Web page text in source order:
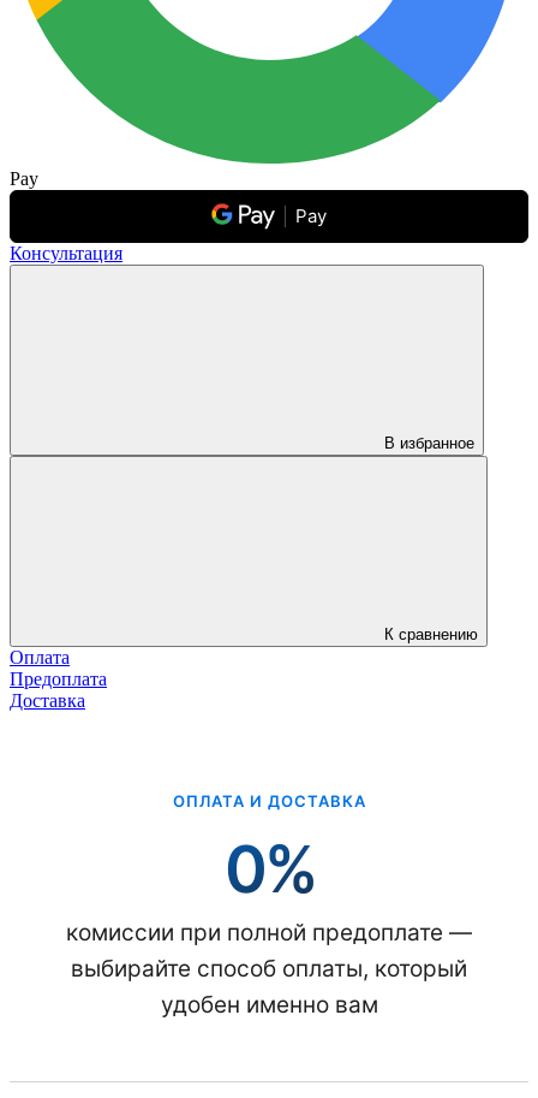
Pay
Pay
Консультация
В избранное
К сравнению
Оплата
Предоплата
Доставка
ОПЛАТА И ДОСТАВКА
0%
комиссии при полной предоплате —
выбирайте способ оплаты, который
удобен именно вам